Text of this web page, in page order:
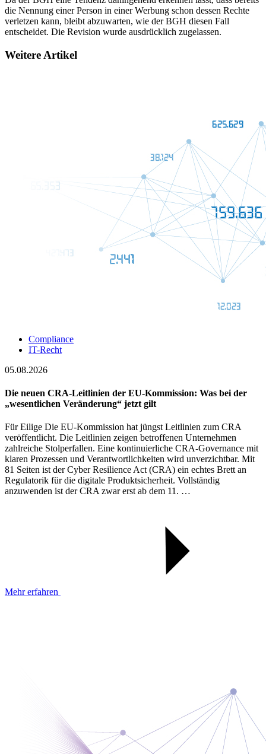
die Nennung einer Person in einer Werbung schon dessen Rechte
verletzen kann, bleibt abzuwarten, wie der BGH diesen Fall
entscheidet. Die Revision wurde ausdrücklich zugelassen.
Weitere Artikel
Compliance
IT-Recht
05.08.2026
Die neuen CRA-Leitlinien der EU-Kommission: Was bei der
„wesentlichen Veränderung“ jetzt gilt
Für Eilige Die EU-Kommission hat jüngst Leitlinien zum CRA
veröffentlicht. Die Leitlinien zeigen betroffenen Unternehmen
zahlreiche Stolperfallen. Eine kontinuierliche CRA-Governance mit
klaren Prozessen und Verantwortlichkeiten wird unverzichtbar. Mit
81 Seiten ist der Cyber Resilience Act (CRA) ein echtes Brett an
Regulatorik für die digitale Produktsicherheit. Vollständig
anzuwenden ist der CRA zwar erst ab dem 11. …
Mehr erfahren